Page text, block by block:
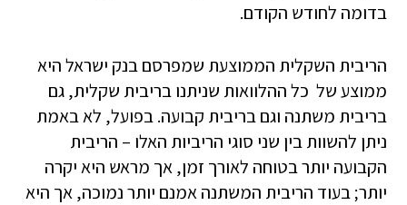
בדומה לחודש הקודם.
הריבית השקלית הממוצעת שמפרסם בנק ישראל היא
ממוצע של כל ההלוואות שניתנו בריבית שקלית, גם
בריבית משתנה וגם בריבית קבועה. בפועל, לא באמת
ניתן להשוות בין שני סוגי הריביות האלו – הריבית
הקבועה יותר בטוחה לאורך זמן, אך מראש היא יקרה
יותר; בעוד הריבית המשתנה אמנם יותר נמוכה, אך היא